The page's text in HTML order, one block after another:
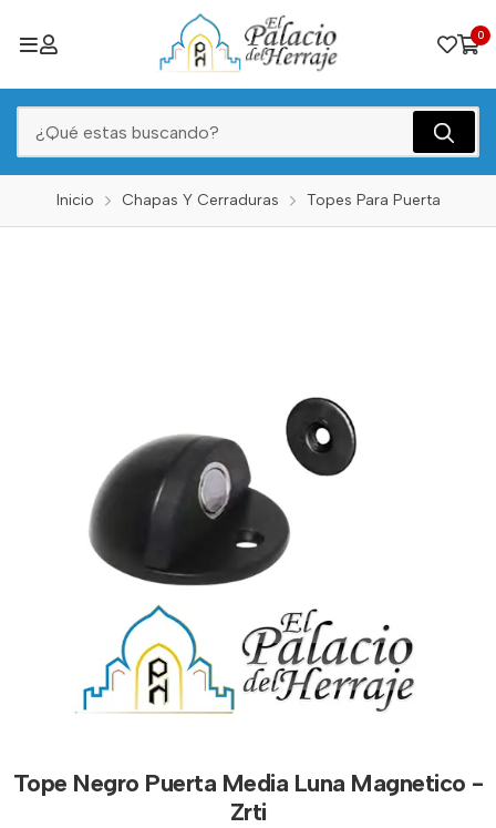
0
Inicio Chapas Y Cerraduras Topes Para Puerta
Tope Negro Puerta Media Luna Magnetico -
Zrti